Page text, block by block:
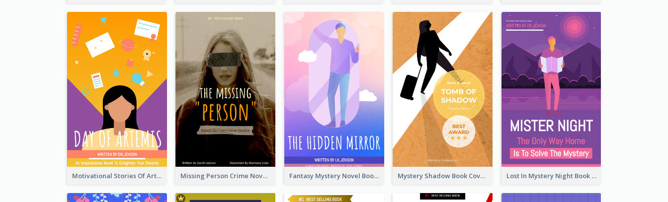
Motivational Stories Of Artemis Book Cover Missing Person Crime Novel Book Cover Fantasy Mystery Novel Book Cover Mystery Shadow Book Cover Lost In Mystery Night Book Cover